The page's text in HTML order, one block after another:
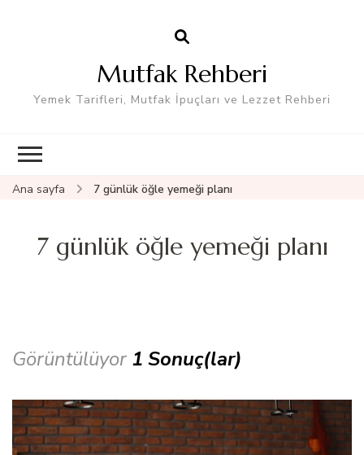
Mutfak Rehberi
Yemek Tarifleri, Mutfak İpuçları ve Lezzet Rehberi
Ana sayfa 7 günlük öğle yemeği planı
7 günlük öğle yemeği planı
Görüntülüyor 1 Sonuç(lar)